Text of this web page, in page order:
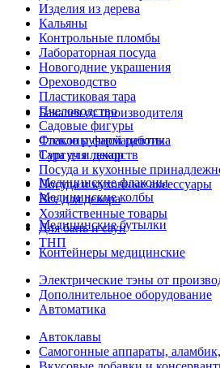
Изделия из дерева
Кальяны
Контрольные пломбы
Лабораторная посуда
Новогодние украшения
Ореховодство
Пластиковая тара
Пчеловодство
Садовые фигуры
Стекло ручной работы
Сургуч и декор
Посуда и кухонные
Посуда и кухонные аксессуары
Все для декора
Хозяйственные товары
Для бань и саун
ТНП
Бакалея от производителя
Флаконы фармацевтика
Тара для лекарств
Медицинские флаконы
Медицинские колбы
Медицинские бутылки
Контейнеры медицинские
Электрические тэны от
Дополнительное оборудование
Автоматика
Автоклавы
Самогонные аппараты, аламбик,